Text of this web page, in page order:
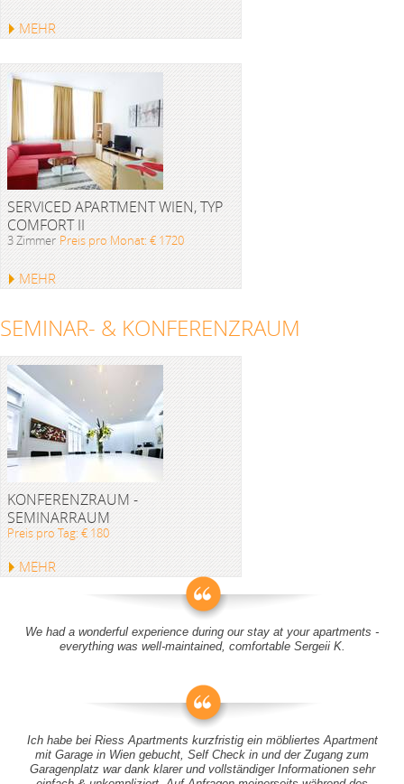
MEHR
SERVICED APARTMENT WIEN, TYP
COMFORT II
3 Zimmer Preis pro Monat: € 1720
MEHR
SEMINAR- & KONFERENZRAUM
KONFERENZRAUM -
SEMINARRAUM
Preis pro Tag: € 180
MEHR
We had a wonderful experience during our stay at your apartments -
everything was well-maintained, comfortable Sergeii K.
Ich habe bei Riess Apartments kurzfristig ein möbliertes Apartment
mit Garage in Wien gebucht, Self Check in und der Zugang zum
Garagenplatz war dank klarer und vollständiger Informationen sehr